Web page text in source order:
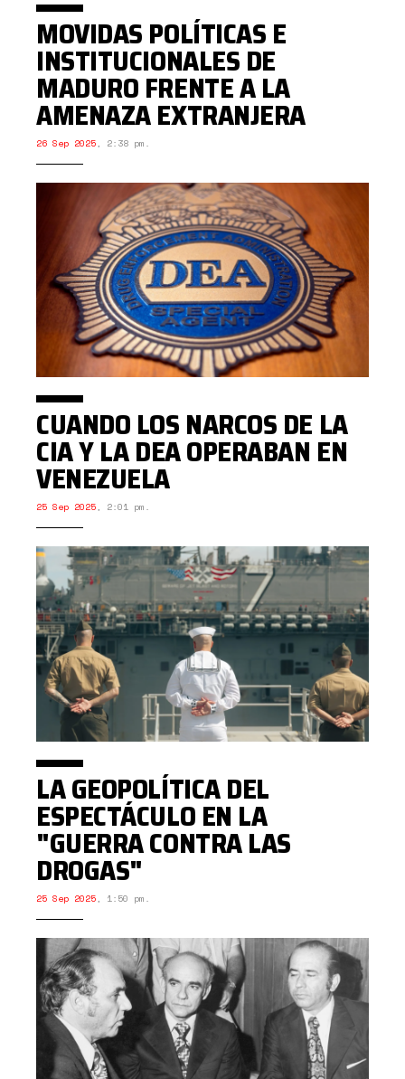
MOVIDAS POLÍTICAS E
INSTITUCIONALES DE
MADURO FRENTE A LA
AMENAZA EXTRANJERA
26 Sep 2025, 2:38 pm.
CUANDO LOS NARCOS DE LA
CIA Y LA DEA OPERABAN EN
VENEZUELA
25 Sep 2025, 2:01 pm.
LA GEOPOLÍTICA DEL
ESPECTÁCULO EN LA
"GUERRA CONTRA LAS
DROGAS"
25 Sep 2025, 1:50 pm.